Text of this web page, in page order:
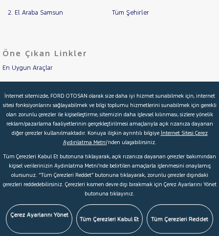
KIA
MINI
MITSUBISHI
MOTORSIKLET
NISSAN
OPEL
107
207
1.2
ACTIVE
Tipi
Aktarma
Garanti
Kampanya
ve
Boya
Parça
İlan
2. El Araba Samsun Tüm Şehirler
Öne Çıkan Linkler
En Uygun Araçlar
İkinci El Garanti
Kampanyalar
Kredi Hesaplama & Başvuru
© 2026 Ford Türkiye Ford Kurumsal Hakkımızda
Şartlar & Kişisel Verilerin Korunması S.S.S.
Çerez Tercihleri
İnternet sitemizde, FORD OTOSAN olarak size daha iyi hizmet sunabilmek için, internet
sitesi fonksiyonlarını sağlayabilmek ve bilgi toplumu hizmetlerini sunabilmek için gerekli
olan zorunlu çerezler ile kişiselleştirme, sitemizin daha işlevsel kılınması, sizlere yönelik
reklam/pazarlama faaliyetlerinin gerçekleştirilmesi amaçlarıyla açık rızanıza dayanan
diğer çerezler kullanılmaktadır. Konuya ilişkin ayrıntılı bilgiye İnternet Sitesi Çerez
Aydınlatma Metni’nden ulaşabilirsiniz.
Tüm Çerezleri Kabul Et butonuna tıklayarak, açık rızanıza dayanan çerezler bakımından
kişisel verilerinizin Aydınlatma Metni’nde belirtilen amaçlarla işlenmesini onaylamış
olursunuz. “Tüm Çerezleri Reddet” butonuna tıklayarak, zorunlu çerezler dışındaki
çerezleri reddedebilirsiniz. Çerezleri kısmen devre dışı bırakmak için Çerez Ayarlarını Yönet
butonuna tıklayınız.
Çerez Ayarlarını Yönet
Tüm Çerezleri Kabul Et Tüm Çerezleri Reddet